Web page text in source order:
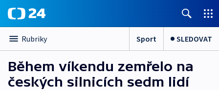
Rubriky Sport SLEDOVAT
Během víkendu zemřelo na
českých silnicích sedm lidí